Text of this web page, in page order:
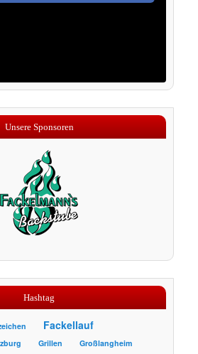
Unsere Sponsoren
Hashtag
Fackellauf
Grillen
Großlangheim